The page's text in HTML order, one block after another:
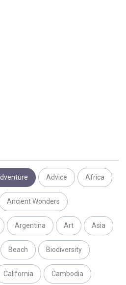
Advice Africa
Ancient Wonders
Argentina Art Asia
Beach Biodiversity
California Cambodia